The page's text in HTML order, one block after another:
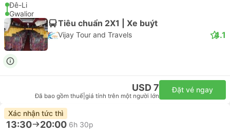
Đê-Li
Gwalior
Tiêu chuẩn 2X1 | Xe buýt
Vijay Tour and Travels 4.1
USD 7
Đã bao gồm thuế giá tính trên một người lớn
Đặt vé ngay
Xác nhận tức thì
13:30 20:00 6h 30p